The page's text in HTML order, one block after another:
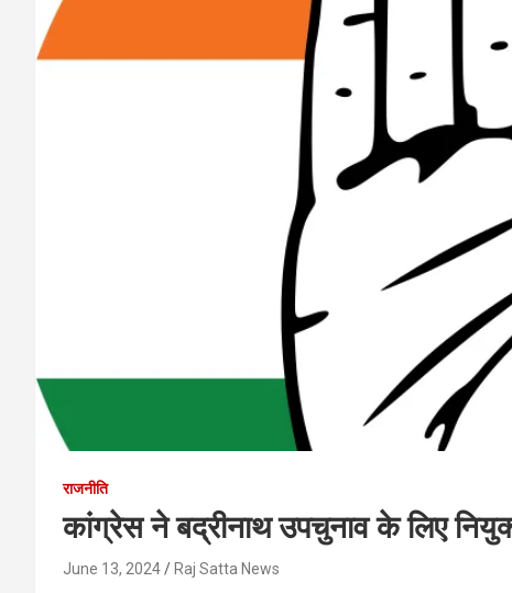
राजनीति
कांग्रेस ने बद्रीनाथ उपचुनाव के लिए
June 13, 2024 Raj Satta News